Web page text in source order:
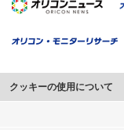
クッキーの使用について
このサイトでは Cookie